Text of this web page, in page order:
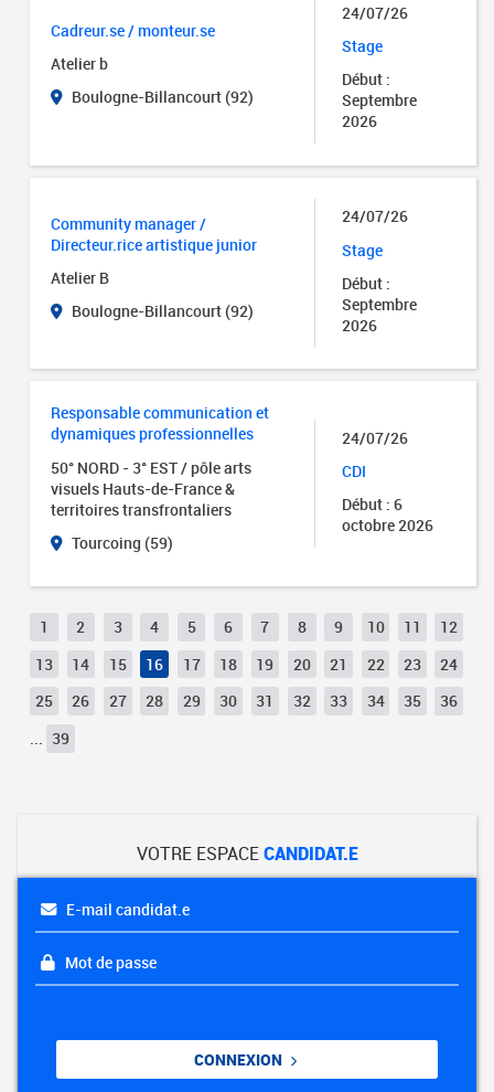
Cadreur.se / monteur.se
Atelier b
Boulogne-Billancourt (92)
24/07/26
Stage
Début :
Septembre
2026
Community manager /
Directeur.rice artistique junior
Atelier B
Boulogne-Billancourt (92)
24/07/26
Stage
Début :
Septembre
2026
Responsable communication et
dynamiques professionnelles
50° NORD - 3° EST / pôle arts
visuels Hauts-de-France &
territoires transfrontaliers
Tourcoing (59)
24/07/26
CDI
Début : 6
octobre 2026
1 2 3 4 5 6 7 8 9 10 11
12
13
14 15 16 17 18 19 20 21 22 23
24
25
26 27 28 29 30 31 32 33 34 35
36
39
VOTRE ESPACECANDIDAT.E
E-mail candidat.e
Mot de passe
CONNEXION